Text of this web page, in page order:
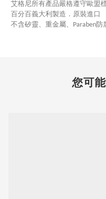
艾格尼所有產品嚴格遵守歐盟
百分百義大利製造．原裝進口
不含矽靈、重金屬、Paraben防
您可